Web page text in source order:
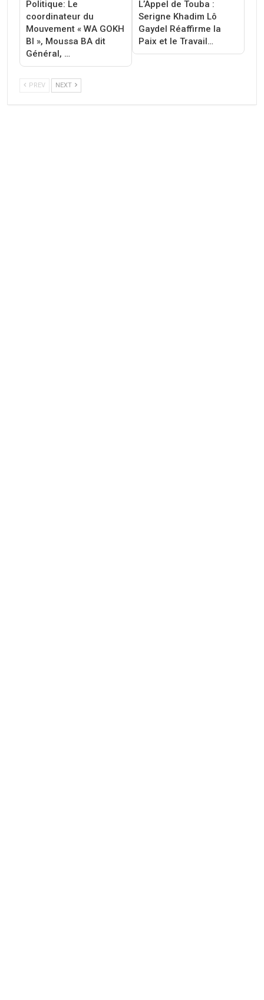
‎Politique: Le
coordinateur du
Mouvement « WA GOKH
BI », Moussa BA dit
Général, …
L’Appel de Touba :
Serigne Khadim Lô
Gaydel Réaffirme la
Paix et le Travail…
PREV NEXT